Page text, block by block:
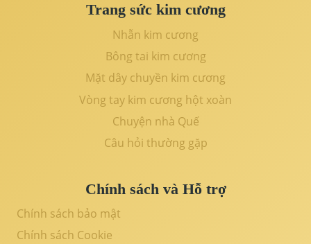
Trang sức kim cương
Nhẫn kim cương
Bông tai kim cương
Mặt dây chuyền kim cương
Vòng tay kim cương hột xoàn
Chuyện nhà Quế
Câu hỏi thường gặp
Chính sách và Hỗ trợ
Chính sách bảo mật
Chính sách Cookie